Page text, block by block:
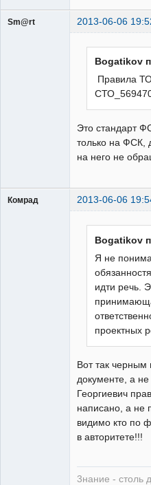
Sm@rt 2013-06-06
Bogatikov
Правила
Это стандарт
только на ФСК,
на него не
Комрад 2013-06-06
Bogatikov
Я не
идти речь.
проектных
Вот так
документе, а не
Георгиевич
написано, а не
видимо кто по
в авторитете!!!
3нание - столь